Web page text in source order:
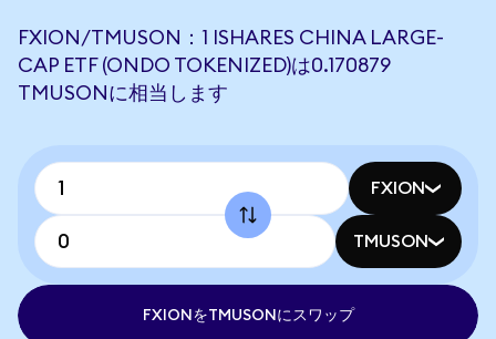
FXION/TMUSON：1 ISHARES CHINA LARGE-
CAP ETF (ONDO TOKENIZED)は0.170879
TMUSONに相当します
FXION
TMUSON
FXIONをTMUSONにスワップ